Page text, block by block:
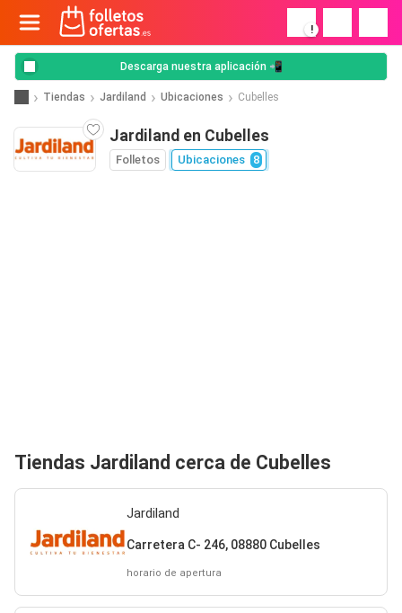
!
Descarga nuestra aplicación 📲
Tiendas Jardiland Ubicaciones Cubelles
Jardiland en Cubelles
Folletos Ubicaciones 8
Tiendas Jardiland cerca de Cubelles
Jardiland
Carretera C- 246, 08880 Cubelles
horario de apertura